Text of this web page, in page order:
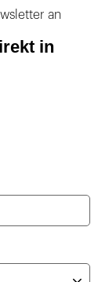
an
in